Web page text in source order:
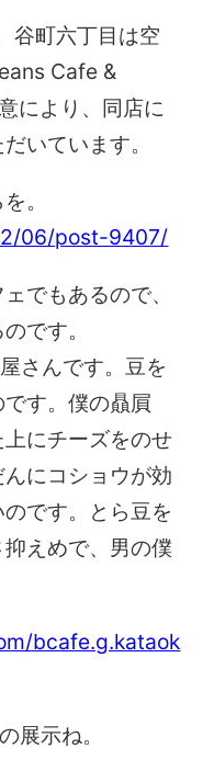
谷町六丁目は空
Cafe &
により、同店に
いています。
。
06/post-9407/
でもあるので、
です。
さんです。豆を
す。僕の贔屓
にチーズをのせ
にコショウが効
です。とら豆を
えめで、男の僕
bcafe.g.kataok
展示ね。